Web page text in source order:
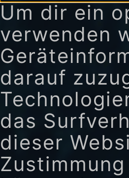
Um dir ein
verwenden
darauf
das
dieser